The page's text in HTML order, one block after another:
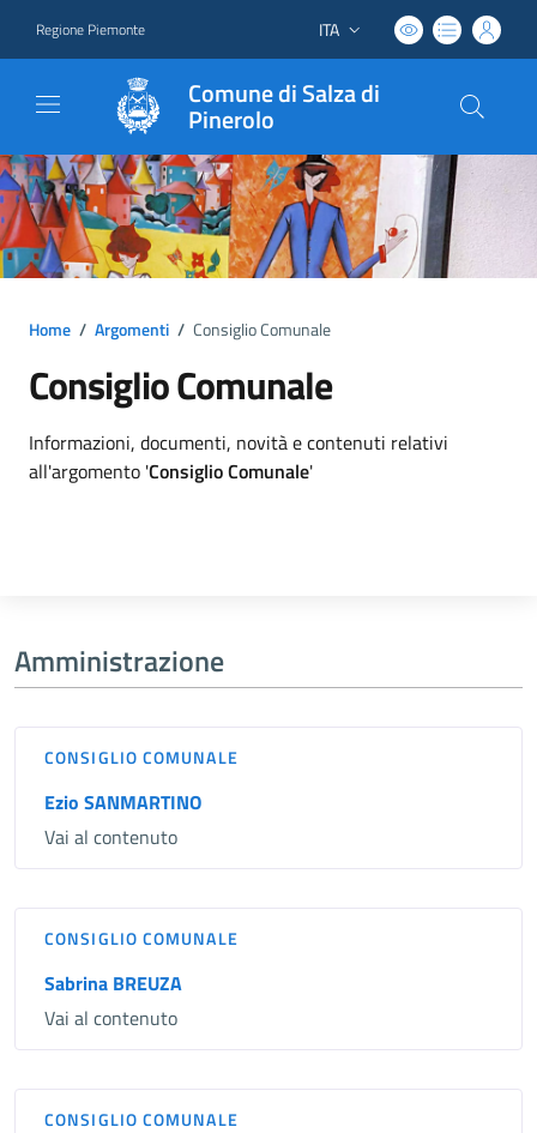
Regione Piemonte Lingua attiva:
ITA
Comune di Salza di
Pinerolo
Home / Argomenti / Consiglio Comunale
Consiglio Comunale
Dettagli argomento
Informazioni, documenti, novità e contenuti relativi
all'argomento 'Consiglio Comunale'
Amministrazione
CONSIGLIO COMUNALE
Ezio SANMARTINO
Vai al contenuto
CONSIGLIO COMUNALE
Sabrina BREUZA
Vai al contenuto
CONSIGLIO COMUNALE